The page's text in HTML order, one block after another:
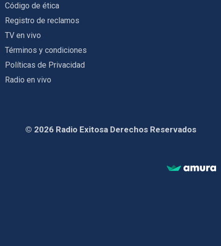
Código de ética
Registro de reclamos
TV en vivo
Términos y condiciones
Políticas de Privacidad
Radio en vivo
© 2026 Radio Exitosa Derechos Reservados